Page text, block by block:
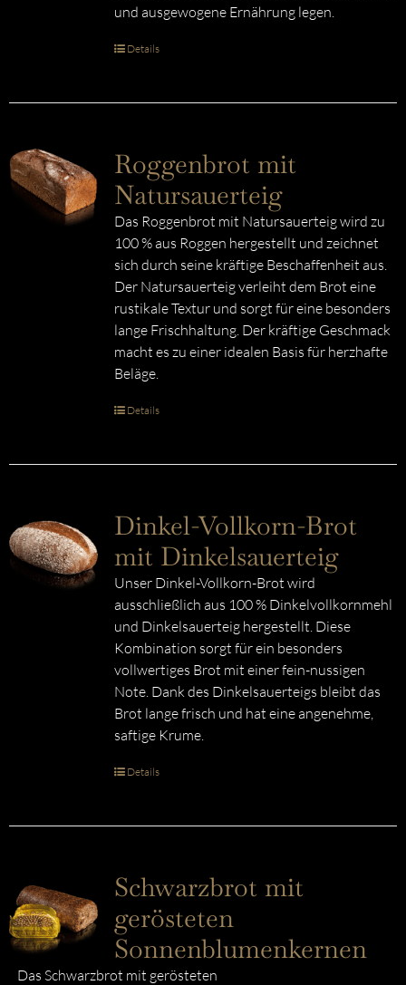
und ausgewogene Ernährung legen.
Details
Roggenbrot mit
Natursauerteig
Das Roggenbrot mit Natursauerteig wird zu
100 % aus Roggen hergestellt und zeichnet
sich durch seine kräftige Beschaffenheit aus.
Der Natursauerteig verleiht dem Brot eine
rustikale Textur und sorgt für eine besonders
lange Frischhaltung. Der kräftige Geschmack
macht es zu einer idealen Basis für herzhafte
Beläge.
Details
Dinkel-Vollkorn-Brot
mit Dinkelsauerteig
Unser Dinkel-Vollkorn-Brot wird
ausschließlich aus 100 % Dinkelvollkornmehl
und Dinkelsauerteig hergestellt. Diese
Kombination sorgt für ein besonders
vollwertiges Brot mit einer fein-nussigen
Note. Dank des Dinkelsauerteigs bleibt das
Brot lange frisch und hat eine angenehme,
saftige Krume.
Details
Schwarzbrot mit
gerösteten
Sonnenblumenkernen
Das Schwarzbrot mit gerösteten